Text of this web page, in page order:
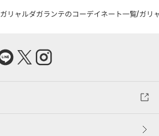
ガリャルダガランテのコーデイネート一覧 ガリ